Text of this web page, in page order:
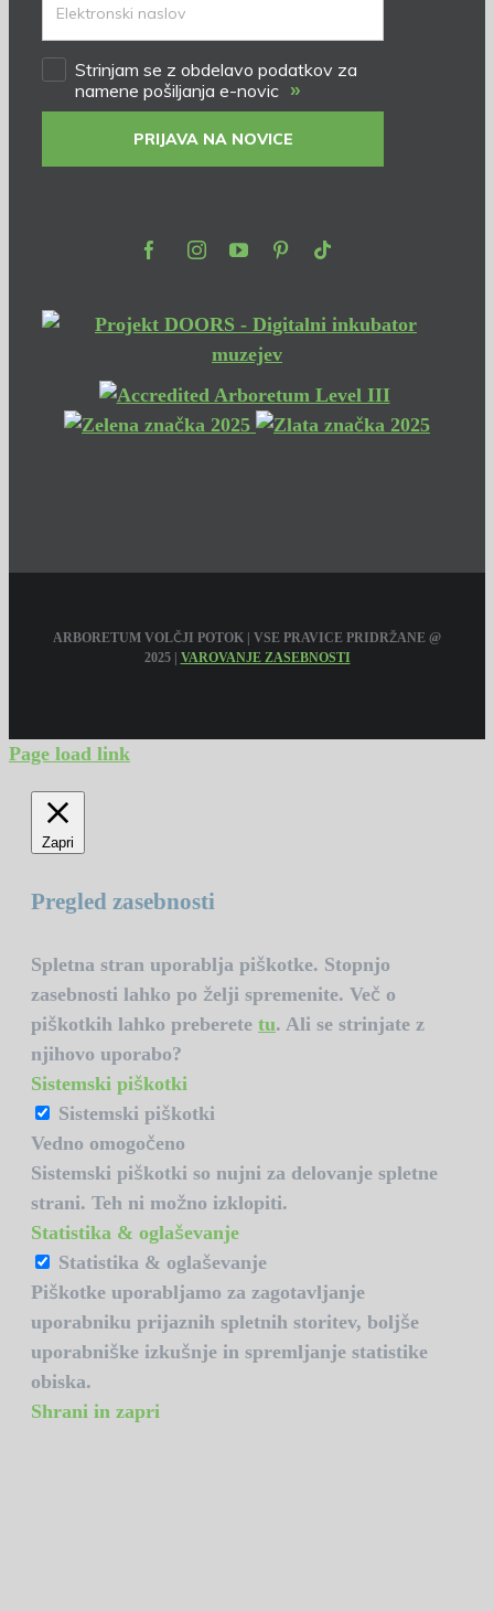
Strinjam se z obdelavo podatkov za
namene pošiljanja e-novic »
PRIJAVA NA NOVICE
FacebookInstagram
YoutubePinterest
ARBORETUM VOLČJI POTOK | VSE PRAVICE PRIDRŽANE @
2025 | VAROVANJE ZASEBNOSTI
Page load link
Zapri
Pregled zasebnosti
Spletna stran uporablja piškotke. Stopnjo
zasebnosti lahko po želji spremenite. Več o
piškotkih lahko preberete tu. Ali se strinjate z
njihovo uporabo?
Sistemski piškotki
Sistemski piškotki
Vedno omogočeno
Sistemski piškotki so nujni za delovanje spletne
strani. Teh ni možno izklopiti.
Statistika & oglaševanje
Statistika & oglaševanje
Piškotke uporabljamo za zagotavljanje
uporabniku prijaznih spletnih storitev, boljše
uporabniške izkušnje in spremljanje statistike
obiska.
Shrani in zapri